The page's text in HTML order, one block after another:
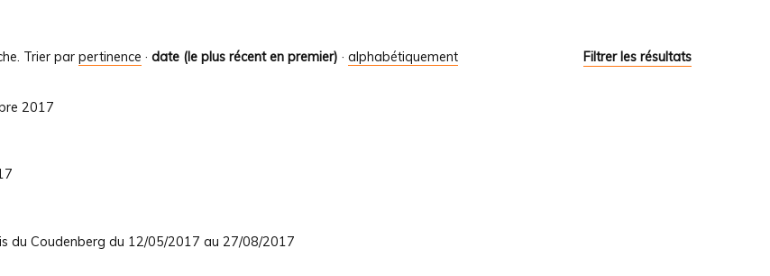
Filtrer les résultats
Trier par pertinence · date (le plus récent en premier) · alphabétiquement
2017
du Coudenberg du 12/05/2017 au 27/08/2017